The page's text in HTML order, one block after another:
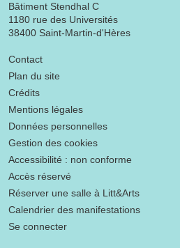
Bâtiment Stendhal C
1180 rue des Universités
38400 Saint-Martin-d'Hères
Menu footer
Contact
Plan du site
Crédits
Mentions légales
Données personnelles
Gestion des cookies
Accessibilité : non conforme
Accès réservé
Réserver une salle à Litt&Arts
Calendrier des manifestations
Se connecter